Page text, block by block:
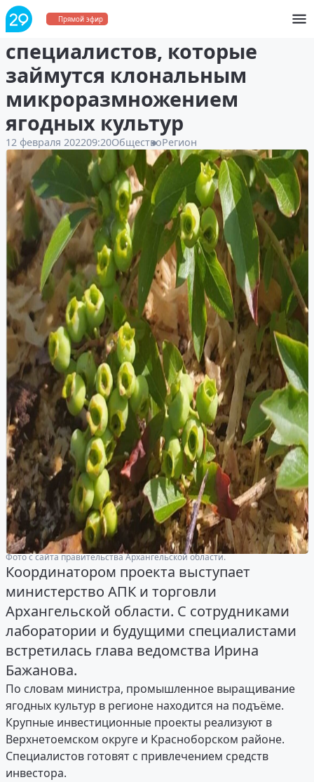
Прямой эфир
В САФУ готовят
специалистов, которые
займутся клональным
микроразмножением
ягодных культур
12 февраля 202209:20ОбществоРегион
Фото с сайта правительства Архангельской области.
Координатором проекта выступает
министерство АПК и торговли
Архангельской области. С сотрудниками
лаборатории и будущими специалистами
встретилась глава ведомства Ирина
Бажанова.
По словам министра, промышленное выращивание
ягодных культур в регионе находится на подъёме.
Крупные инвестиционные проекты реализуют в
Верхнетоемском округе и Красноборском районе.
Специалистов готовят с привлечением средств
инвестора.